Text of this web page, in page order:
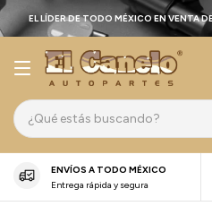
EL LÍDER DE TODO MÉXICO EN VENTA
ENVÍOS A TODO MÉXICO
Entrega rápida y segura